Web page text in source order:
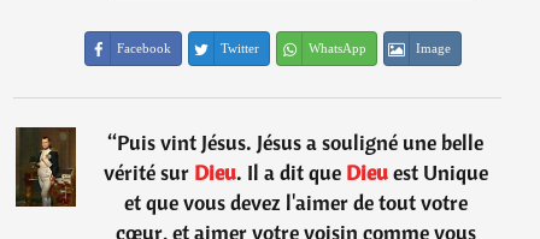
Facebook Twitter WhatsApp Image
“Puis vint Jésus. Jésus a souligné une belle
vérité sur Dieu. Il a dit que Dieuest Unique
et que vous devez l'aimer de tout votre
cœur, et aimer votre voisin comme vous